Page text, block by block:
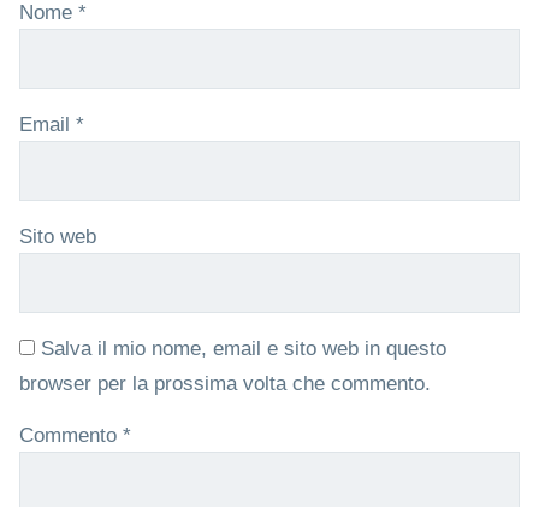
Nome *
Email *
Sito web
Salva il mio nome, email e sito web in questo
browser per la prossima volta che commento.
Commento *